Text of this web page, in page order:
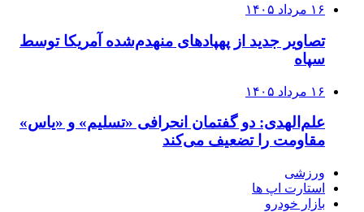
۱۶ مرداد ۱۴۰۵
تصاویر جدید از پهپادهای منهدم‌شده آمریکا توسط
سپاه
۱۶ مرداد ۱۴۰۵
علم‌الهدی: دو گفتمان انحرافی «تسلیم» و «یاس»
مقاومت را تضعیف می‌کند
ورزشی
استارت اپ ها
بازار خودرو